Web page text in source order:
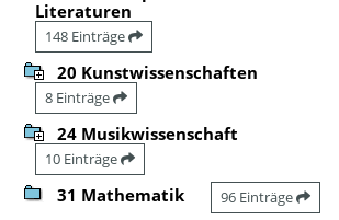
Literaturen
148 Einträge
20 Kunstwissenschaften
8 Einträge
24 Musikwissenschaft
10 Einträge
31 Mathematik 96 Einträge